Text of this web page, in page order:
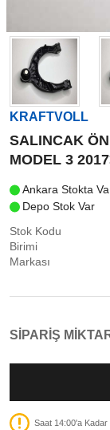
KRAFTVOLL
SALINCAK
MODEL 3
Ankara Stokta
Depo Stok Var
Stok Kodu
Birimi
Markası
SİPARİŞ
Saat 14:00'a